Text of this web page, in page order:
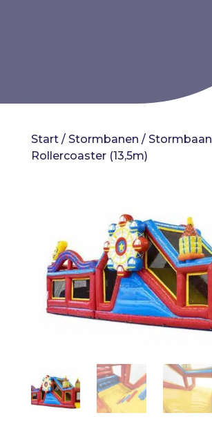
Start/ Stormbanen / Stormbaan
Rollercoaster (13,5m)